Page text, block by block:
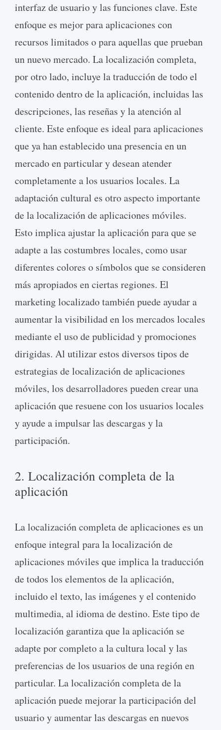
interfaz de usuario y las funciones clave. Este
enfoque es mejor para aplicaciones con
recursos limitados o para aquellas que prueban
un nuevo mercado. La localización completa,
por otro lado, incluye la traducción de todo el
contenido dentro de la aplicación, incluidas las
descripciones, las reseñas y la atención al
cliente. Este enfoque es ideal para aplicaciones
que ya han establecido una presencia en un
mercado en particular y desean atender
completamente a los usuarios locales. La
adaptación cultural es otro aspecto importante
de la localización de aplicaciones móviles.
Esto implica ajustar la aplicación para que se
adapte a las costumbres locales, como usar
diferentes colores o símbolos que se consideren
más apropiados en ciertas regiones. El
marketing localizado también puede ayudar a
aumentar la visibilidad en los mercados locales
mediante el uso de publicidad y promociones
dirigidas. Al utilizar estos diversos tipos de
estrategias de localización de aplicaciones
móviles, los desarrolladores pueden crear una
aplicación que resuene con los usuarios locales
y ayude a impulsar las descargas y la
participación.
2. Localización completa de la
aplicación
La localización completa de aplicaciones es un
enfoque integral para la localización de
aplicaciones móviles que implica la traducción
de todos los elementos de la aplicación,
incluido el texto, las imágenes y el contenido
multimedia, al idioma de destino. Este tipo de
localización garantiza que la aplicación se
adapte por completo a la cultura local y las
preferencias de los usuarios de una región en
particular. La localización completa de la
aplicación puede mejorar la participación del
usuario y aumentar las descargas en nuevos